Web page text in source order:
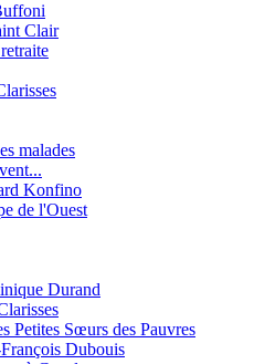
Clair
malades
Konfino
de l'Ouest
Durand
Petites Sœurs des Pauvres
Dubouis